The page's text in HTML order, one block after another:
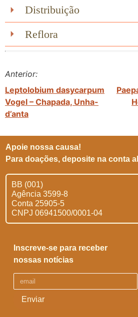
Distribuição
Reflora
Anterior:
Leptolobium dasycarpum
Vogel – Chapada, Unha-
d’anta
Apoie nossa causa!
Para doações, deposite na conta
BB (001)
Agência 3599-8
Conta 25905-5
CNPJ 06941500/0001-04
Enviar
Inscreve-se para receber
nossas notícias